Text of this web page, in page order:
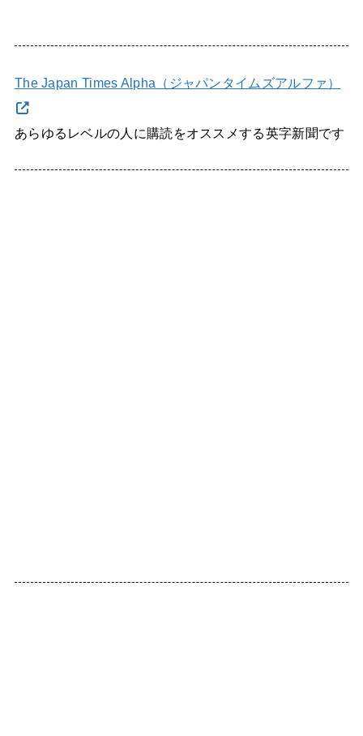
The Japan Times Alpha（ジャパンタイムズアルファ）
あらゆるレベルの人に購読をオススメする英字新聞です